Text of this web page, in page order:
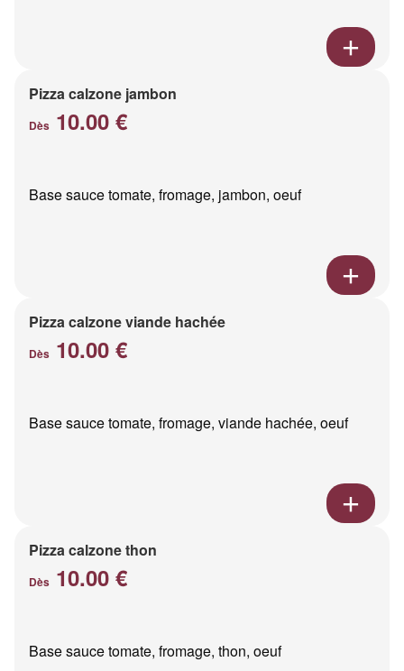
Pizza calzone jambon
Dès 10.00 €
Base sauce tomate, fromage, jambon, oeuf
Pizza calzone viande hachée
Dès 10.00 €
Base sauce tomate, fromage, viande hachée, oeuf
Pizza calzone thon
Dès 10.00 €
Base sauce tomate, fromage, thon, oeuf